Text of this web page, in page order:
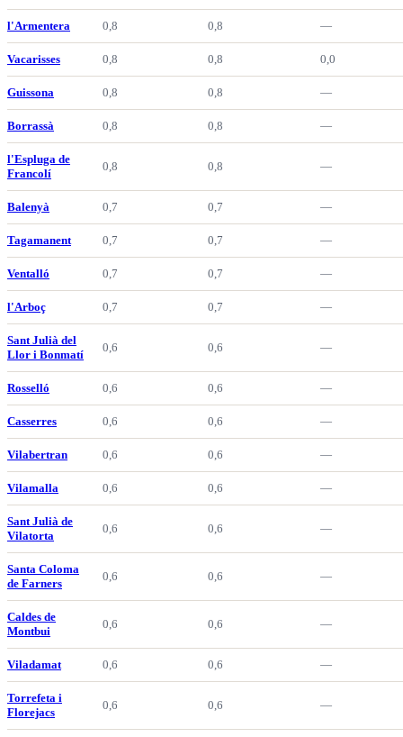
l'Armentera 0,8 0,8 —
Vacarisses 0,8 0,8 0,0
Guissona 0,8 0,8 —
Borrassà 0,8 0,8 —
l'Espluga de
Francolí
0,8 0,8 —
Balenyà 0,7 0,7 —
Tagamanent 0,7 0,7 —
Ventalló 0,7 0,7 —
l'Arboç 0,7 0,7 —
Sant Julià del
Llor i Bonmatí
0,6 0,6 —
Rosselló 0,6 0,6 —
Casserres 0,6 0,6 —
Vilabertran 0,6 0,6 —
Vilamalla 0,6 0,6 —
Sant Julià de
Vilatorta
0,6 0,6 —
Santa Coloma
de Farners
0,6 0,6 —
Caldes de
Montbui
0,6 0,6 —
Viladamat 0,6 0,6 —
Torrefeta i
Florejacs
0,6 0,6 —